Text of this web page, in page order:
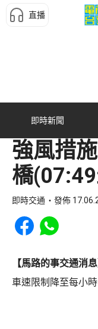
直播
即時新聞
強風措
橋
即時交通 發佈
Share to Facebook
Share to
【馬路的事交通消息
車速限制降至每小